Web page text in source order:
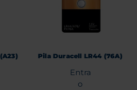
Pila Duracell LR44 (76A)
Entra
o